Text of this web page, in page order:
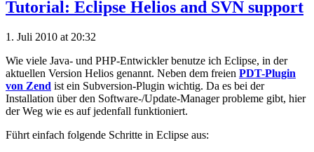
Tutorial: Eclipse Helios and SVN support
1. Juli 2010 at 20:32
Wie viele Java- und PHP-Entwickler benutze ich Eclipse, in der
aktuellen Version Helios genannt. Neben dem freien PDT-Plugin
von Zend ist ein Subversion-Plugin wichtig. Da es bei der
Installation über den Software-/Update-Manager probleme gibt, hier
der Weg wie es auf jedenfall funktioniert.
Führt einfach folgende Schritte in Eclipse aus: